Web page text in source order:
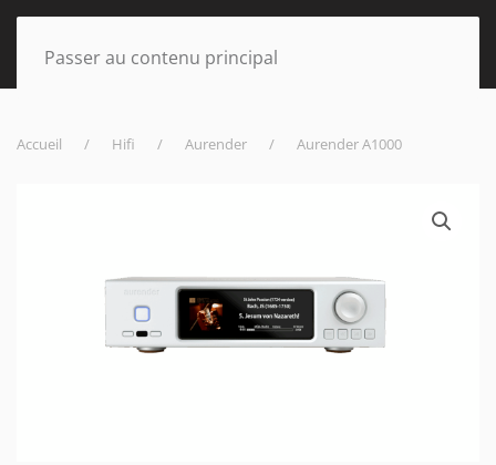
Passer au contenu principal
Accueil Hifi Aurender Aurender A1000